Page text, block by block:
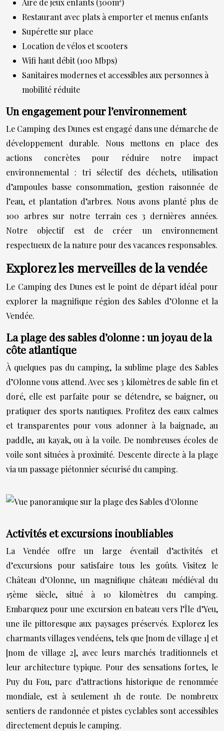
Restaurant avec plats à emporter et menus enfants
Supérette sur place
Location de vélos et scooters
Wifi haut débit (100 Mbps)
Sanitaires modernes et accessibles aux personnes à
mobilité réduite
Un engagement pour l’environnement
Le Camping des Dunes est engagé dans une démarche de
développement durable. Nous mettons en place des
actions concrètes pour réduire notre impact
environnemental : tri sélectif des déchets, utilisation
d’ampoules basse consommation, gestion raisonnée de
l’eau, et plantation d’arbres. Nous avons planté plus de
100 arbres sur notre terrain ces 3 dernières années.
Notre objectif est de créer un environnement
respectueux de la nature pour des vacances responsables.
Explorez les merveilles de la vendée
Le Camping des Dunes est le point de départ idéal pour
explorer la magnifique région des Sables d’Olonne et la
Vendée.
La plage des sables d’olonne : un joyau de la
côte atlantique
À quelques pas du camping, la sublime plage des Sables
d’Olonne vous attend. Avec ses 3 kilomètres de sable fin et
doré, elle est parfaite pour se détendre, se baigner, ou
pratiquer des sports nautiques. Profitez des eaux calmes
et transparentes pour vous adonner à la baignade, au
paddle, au kayak, ou à la voile. De nombreuses écoles de
voile sont situées à proximité. Descente directe à la plage
via un passage piétonnier sécurisé du camping.
Activités et excursions inoubliables
La Vendée offre un large éventail d’activités et
d’excursions pour satisfaire tous les goûts. Visitez le
Château d’Olonne, un magnifique château médiéval du
15ème siècle, situé à 10 kilomètres du camping.
Embarquez pour une excursion en bateau vers l’Île d’Yeu,
une île pittoresque aux paysages préservés. Explorez les
charmants villages vendéens, tels que [nom de village 1] et
[nom de village 2], avec leurs marchés traditionnels et
leur architecture typique. Pour des sensations fortes, le
Puy du Fou, parc d’attractions historique de renommée
mondiale, est à seulement 1h de route. De nombreux
sentiers de randonnée et pistes cyclables sont accessibles
directement depuis le camping.